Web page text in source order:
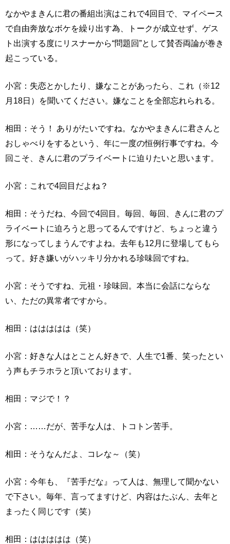
なかやまきんに君の番組出演はこれで4回目で、マイペース
で自由奔放なボケを繰り出す為、トークが成立せず、ゲス
ト出演する度にリスナーから“問題回”として賛否両論が巻き
起こっている。
小宮：失恋とかしたり、嫌なことがあったら、これ（※12
月18日）を聞いてください。嫌なことを全部忘れられる。
相田：そう！ ありがたいですね。なかやまきんに君さんと
おしゃべりをするという、年に一度の恒例行事ですね。今
回こそ、きんに君のプライベートに迫りたいと思います。
小宮：これで4回目だよね？
相田：そうだね、今回で4回目。毎回、毎回、きんに君のプ
ライベートに迫ろうと思ってるんですけど、ちょっと違う
形になってしまうんですよね。去年も12月に登場してもら
って。好き嫌いがハッキリ分かれる珍味回ですね。
小宮：そうですね、元祖・珍味回。本当に会話にならな
い、ただの異常者ですから。
相田：ははははは（笑）
小宮：好きな人はとことん好きで、人生で1番、笑ったとい
う声もチラホラと頂いております。
相田：マジで！？
小宮：……だが、苦手な人は、トコトン苦手。
相田：そうなんだよ、コレな～（笑）
小宮：今年も、『苦手だな』って人は、無理して聞かない
で下さい。毎年、言ってますけど、内容はたぶん、去年と
まったく同じです（笑）
相田：ははははは（笑）